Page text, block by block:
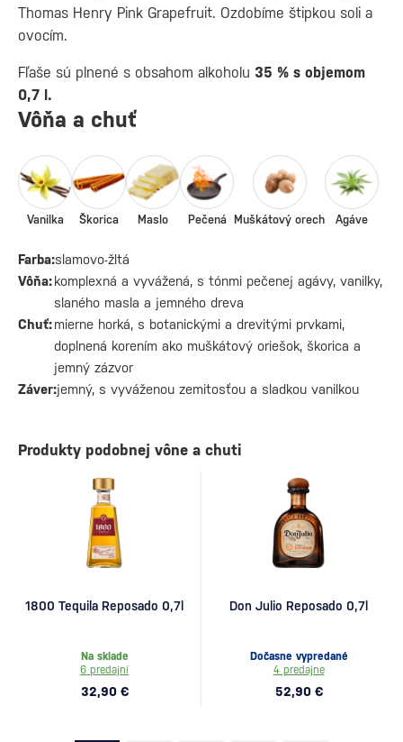
Thomas Henry Pink Grapefruit. Ozdobíme štipkou soli a
ovocím.
Fľaše sú plnené s obsahom alkoholu 35 % s objemom
0,7 l.
Vôňa a chuť
Farba:slamovo-žltá
Vôňa:komplexná a vyvážená, s tónmi pečenej agávy, vanilky,
slaného masla a jemného dreva
Chuť:mierne horká, s botanickými a drevitými prvkami,
doplnená korením ako muškátový oriešok, škorica a
jemný zázvor
Záver:jemný, s vyváženou zemitosťou a sladkou vanilkou
Vanilka Škorica Maslo Pečená Muškátový orech Agáve
Produkty podobnej vône a chuti
1800 Tequila Reposado 0,7l
Na sklade
6 predajní
32,90 €
Don Julio Reposado 0,7l
Dočasne vypredané
4 predajne
52,90 €